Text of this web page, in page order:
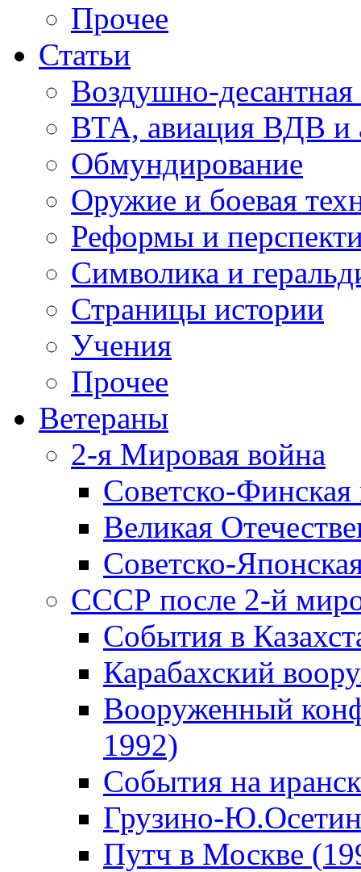
Прочее
Статьи
Воздушно-десантная
ВТА, авиация ВДВ и
Обмундирование
Оружие и боевая
Реформы и
Символика и
Страницы истории
Учения
Прочее
Ветераны
2-я Мировая война
Советско-
Великая
Советско-
СССР после 2-й
События в
Карабахский
Вооруженный
1992)
События на
Грузино-
Путч в Москве